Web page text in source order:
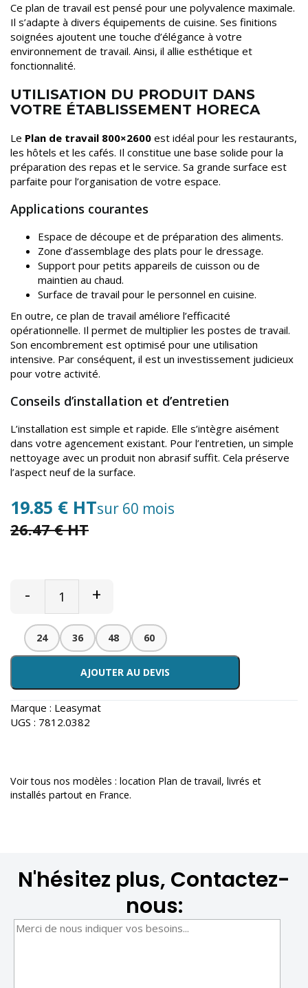
Ce plan de travail est pensé pour une polyvalence maximale.
Il s’adapte à divers équipements de cuisine. Ses finitions
soignées ajoutent une touche d’élégance à votre
environnement de travail. Ainsi, il allie esthétique et
fonctionnalité.
UTILISATION DU PRODUIT DANS
VOTRE ÉTABLISSEMENT HORECA
Le Plan de travail 800×2600 est idéal pour les restaurants,
les hôtels et les cafés. Il constitue une base solide pour la
préparation des repas et le service. Sa grande surface est
parfaite pour l’organisation de votre espace.
Applications courantes
Espace de découpe et de préparation des aliments.
Zone d’assemblage des plats pour le dressage.
Support pour petits appareils de cuisson ou de
maintien au chaud.
Surface de travail pour le personnel en cuisine.
En outre, ce plan de travail améliore l’efficacité
opérationnelle. Il permet de multiplier les postes de travail.
Son encombrement est optimisé pour une utilisation
intensive. Par conséquent, il est un investissement judicieux
pour votre activité.
Conseils d’installation et d’entretien
L’installation est simple et rapide. Elle s’intègre aisément
dans votre agencement existant. Pour l’entretien, un simple
nettoyage avec un produit non abrasif suffit. Cela préserve
l’aspect neuf de la surface.
19.85 € HTsur 60 mois
26.47 € HT
- +
24 36 48 60
AJOUTER AU DEVIS
Marque : Leasymat
UGS : 7812.0382
Voir tous nos modèles : location Plan de travail, livrés et
installés partout en France.
N'hésitez plus, Contactez-
nous: